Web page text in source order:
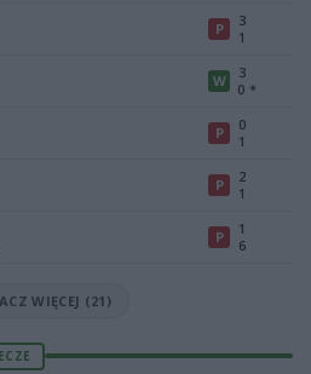
P
3
1
W
3
0 *
P
0
1
P
2
1
P
1
6
WIĘCEJ (21)